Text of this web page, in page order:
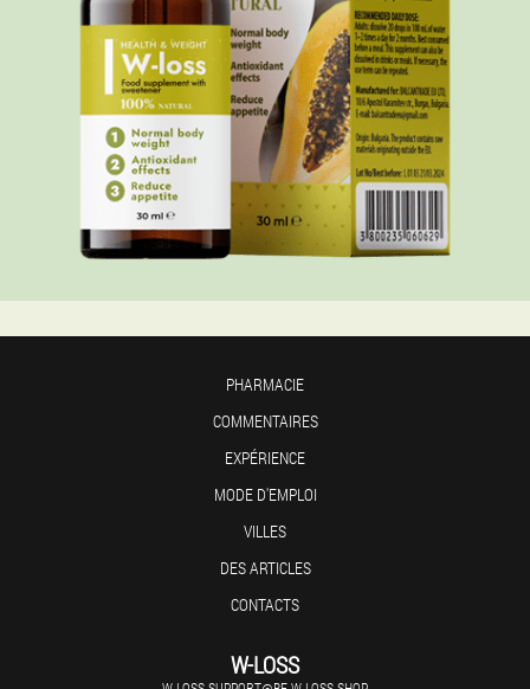
PHARMACIE
COMMENTAIRES
EXPÉRIENCE
MODE D'EMPLOI
VILLES
DES ARTICLES
CONTACTS
W-LOSS